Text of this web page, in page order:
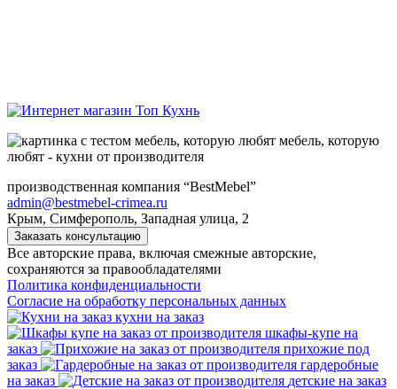
мебель, которую
любят - кухни от производителя
производственная компания “BestMebel”
admin@bestmebel-crimea.ru
Крым, Симферополь, Западная улица, 2
Заказать консультацию
Все авторские права, включая смежные авторские,
сохраняются за правообладателями
Политика конфиденциальности
Согласие на обработку персональных данных
кухни на заказ
шкафы-купе на
заказ
прихожие под
заказ
гардеробные
на заказ
детские на заказ